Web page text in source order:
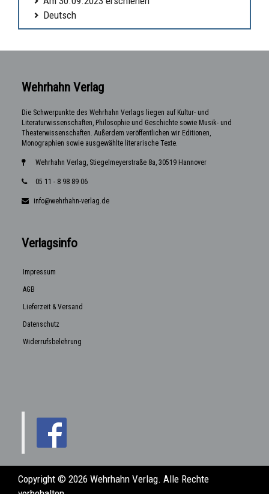
Deutsch
Wehrhahn Verlag
Die Schwerpunkte des Wehrhahn Verlags liegen auf Kultur- und
Literaturwissenschaften, Philosophie und Geschichte sowie Musik- und
Theaterwissenschaften. Außerdem veröffentlichen wir Editionen,
Monographien sowie ausgewählte literarische Texte.
Wehrhahn Verlag, Stiegelmeyerstraße 8a, 30519 Hannover
05 11 - 8 98 89 06
info@wehrhahn-verlag.de
Verlagsinfo
Impressum
AGB
Lieferzeit & Versand
Datenschutz
Widerrufsbelehrung
Copyright © 2026 Wehrhahn Verlag. Alle Rechte